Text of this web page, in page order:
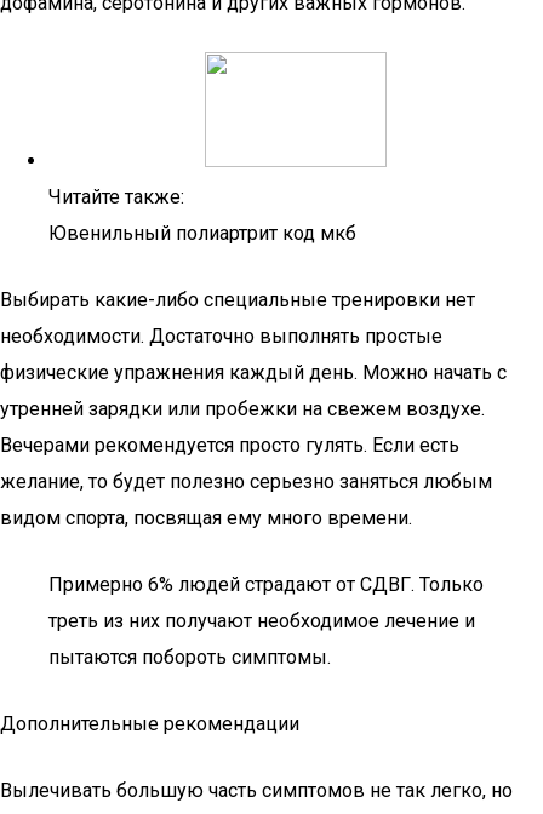
Читайте также:
Ювенильный полиартрит код мкб
Выбирать какие-либо специальные тренировки нет
необходимости. Достаточно выполнять простые
физические упражнения каждый день. Можно начать с
утренней зарядки или пробежки на свежем воздухе.
Вечерами рекомендуется просто гулять. Если есть
желание, то будет полезно серьезно заняться любым
видом спорта, посвящая ему много времени.
Примерно 6% людей страдают от СДВГ. Только
треть из них получают необходимое лечение и
пытаются побороть симптомы.
Дополнительные рекомендации
Вылечивать большую часть симптомов не так легко, но